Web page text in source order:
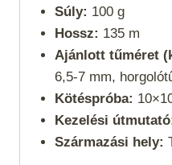
Súly: 100 g
Hossz: 135 m
Ajánlott tűméret
6,5-7 mm,
Kötéspróba:
Kezelési
Származási hely: